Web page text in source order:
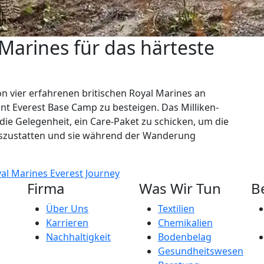
für das härteste
vier erfahrenen britischen Royal Marines an
Everest Base Camp zu besteigen. Das Milliken-
Gelegenheit, ein Care-Paket zu schicken, um die
und sie während der Wanderung
Marines Everest Journey
Firma
Über Uns
Karrieren
Nachhaltigkeit
Was Wir Tun
Textilien
Chemikalien
Bodenbelag
Gesundheitswesen